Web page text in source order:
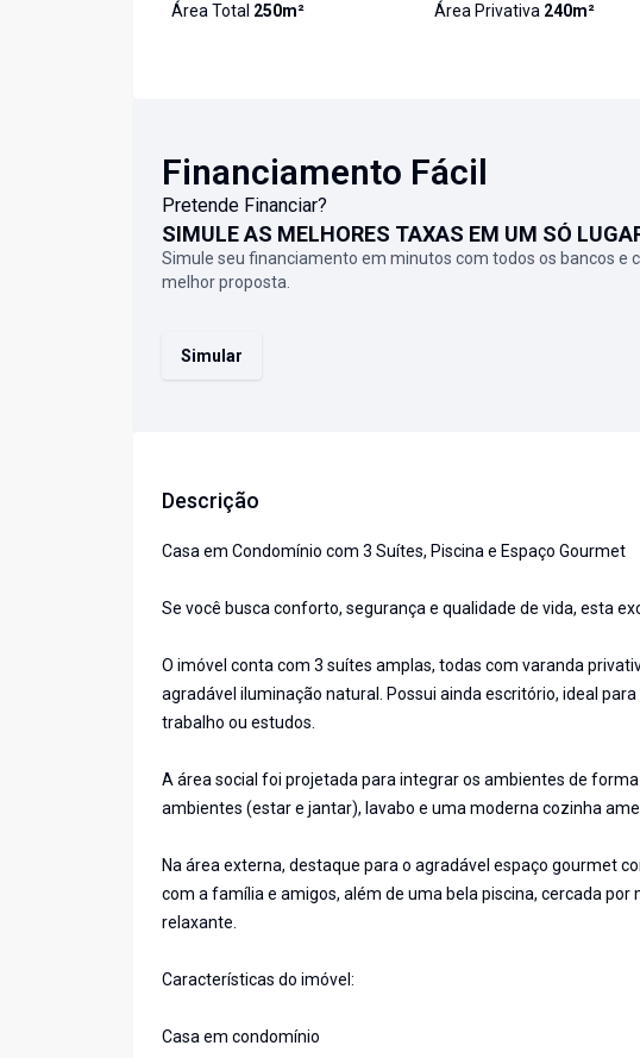
Área Total 250m² Área Privativa 240m²
Financiamento Fácil
Pretende Financiar?
SIMULE AS MELHORES TAXAS EM UM SÓ
Simule seu financiamento em minutos com todos os bancos e
melhor proposta.
Simular
Descrição
Casa em Condomínio com 3 Suítes, Piscina e Espaço Gourmet
Se você busca conforto, segurança e qualidade de vida, esta
O imóvel conta com 3 suítes amplas, todas com varanda
agradável iluminação natural. Possui ainda escritório, ideal
trabalho ou estudos.
A área social foi projetada para integrar os ambientes de
ambientes (estar e jantar), lavabo e uma moderna cozinha
Na área externa, destaque para o agradável espaço gourmet
com a família e amigos, além de uma bela piscina, cercada
relaxante.
Características do imóvel:
Casa em condomínio